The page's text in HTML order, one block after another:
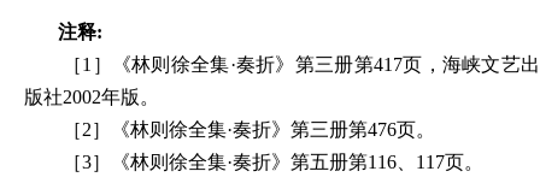
注释:
［1］《林则徐全集·奏折》第三册第417页，海峡文艺出
版社2002年版。
［2］《林则徐全集·奏折》第三册第476页。
［3］《林则徐全集·奏折》第五册第116、117页。